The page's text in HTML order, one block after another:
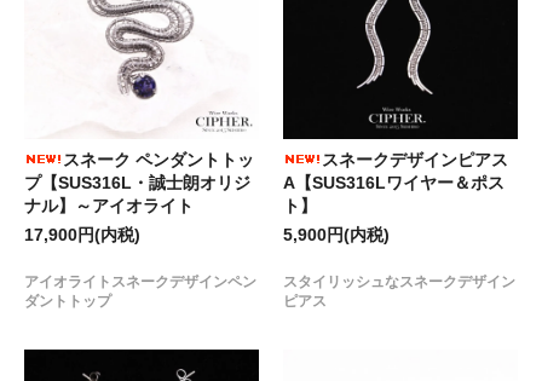
スネーク ペンダントトッ
プ【SUS316L・誠士朗オリジ
ナル】～アイオライト
17,900円(内税)
アイオライトスネークデザインペン
ダントトップ
スネークデザインピアス
A【SUS316Lワイヤー＆ポス
ト】
5,900円(内税)
スタイリッシュなスネークデザイン
ピアス